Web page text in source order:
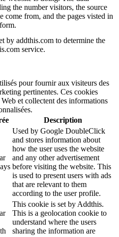
the number visitors, the source
come from, and the pages visted in
by addthis.com to determine the
service.
pour fournir aux visiteurs des
pertinentes. Ces cookies
et collectent des informations
Description
Used by Google DoubleClick
and stores information about
how the user uses the website
and any other advertisement
before visiting the website. This
is used to present users with ads
that are relevant to them
according to the user profile.
This cookie is set by Addthis.
This is a geolocation cookie to
understand where the users
sharing the information are